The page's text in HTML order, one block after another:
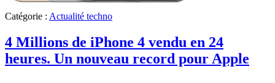
Catégorie : Actualité techno
4 Millions de iPhone 4 vendu en 24
heures. Un nouveau record pour Apple